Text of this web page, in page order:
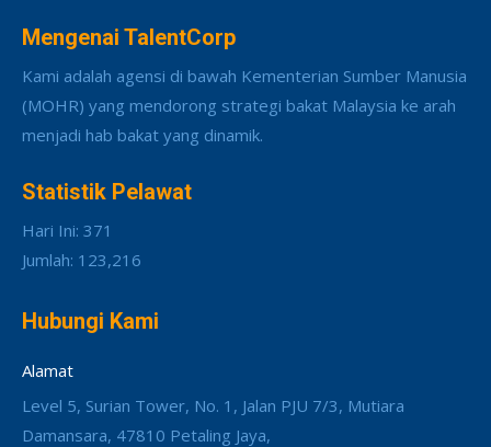
Mengenai TalentCorp
Kami adalah agensi di bawah Kementerian Sumber Manusia
(MOHR) yang mendorong strategi bakat Malaysia ke arah
menjadi hab bakat yang dinamik.
Statistik Pelawat
Hari Ini: 371
Jumlah: 123,216
Hubungi Kami
Alamat
Level 5, Surian Tower, No. 1, Jalan PJU 7/3, Mutiara
Damansara, 47810 Petaling Jaya,